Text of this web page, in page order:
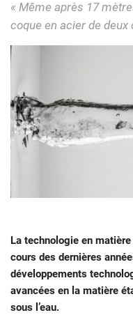
« Même après 17
coque en acier de
La technologie en
cours des dernières
développements
avancées en la matière
sous l’eau.